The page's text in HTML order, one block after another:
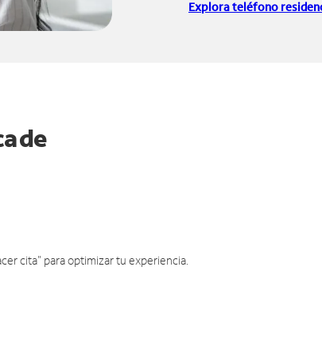
Explora teléfono
de
cita" para optimizar tu experiencia.